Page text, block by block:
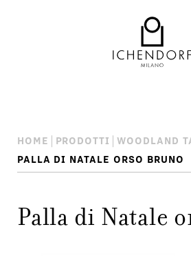
HOME PRODOTTI
WOODLAND
PALLA DI NATALE ORSO BRUNO
Palla di Natale